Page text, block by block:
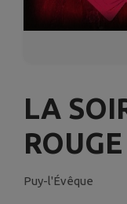
LA
Puy-l'Évêque